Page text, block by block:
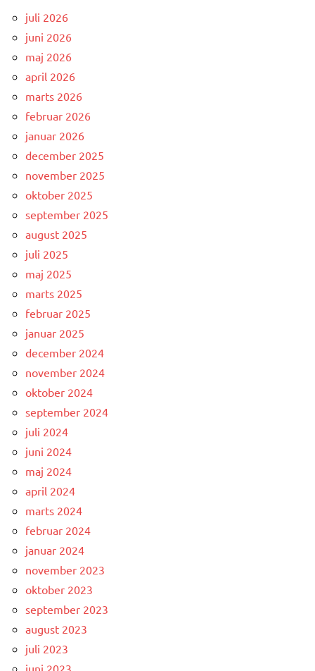
juli 2026
juni 2026
maj 2026
april 2026
marts 2026
februar 2026
januar 2026
december 2025
november 2025
oktober 2025
september 2025
august 2025
juli 2025
maj 2025
marts 2025
februar 2025
januar 2025
december 2024
november 2024
oktober 2024
september 2024
juli 2024
juni 2024
maj 2024
april 2024
marts 2024
februar 2024
januar 2024
november 2023
oktober 2023
september 2023
august 2023
juli 2023